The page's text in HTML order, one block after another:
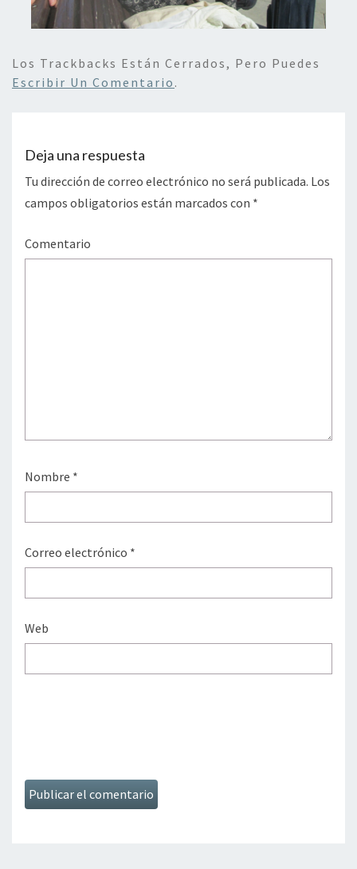
Los Trackbacks Están Cerrados, Pero Puedes
Escribir Un Comentario .
Deja una respuesta
Tu dirección de correo electrónico no será publicada. Los
campos obligatorios están marcados con *
Comentario
Nombre *
Correo electrónico *
Web